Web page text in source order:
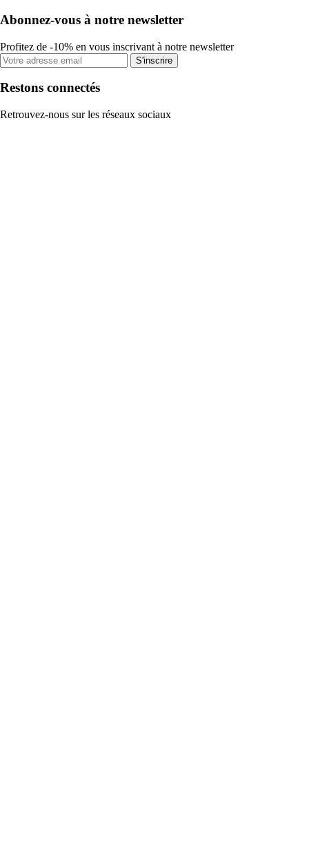
Abonnez-vous à notre newsletter
Profitez de -10% en vous inscrivant à notre newsletter
S'inscrire
Restons connectés
Retrouvez-nous sur les réseaux sociaux